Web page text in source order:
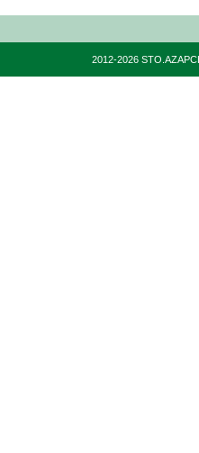
2012-2026